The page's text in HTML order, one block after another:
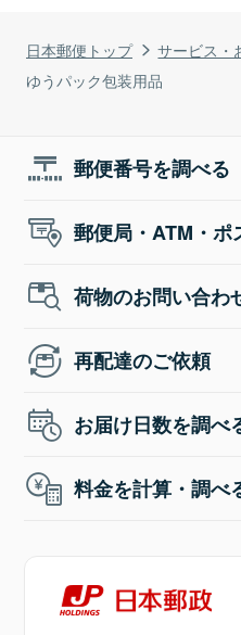
日本郵便トップ サービス・
ゆうパック包装用品
郵便番号を調べる
郵便局・ATM・ポ
荷物のお問い合わ
再配達のご依頼
お届け日数を調べ
料金を計算・調べ